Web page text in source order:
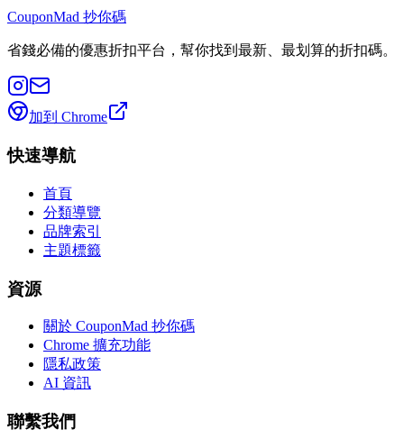
CouponMad 抄你碼
省錢必備的優惠折扣平台，幫你找到最新、最划算的折扣碼。
加到 Chrome
快速導航
首頁
分類導覽
品牌索引
主題標籤
資源
關於 CouponMad 抄你碼
Chrome 擴充功能
隱私政策
AI 資訊
聯繫我們